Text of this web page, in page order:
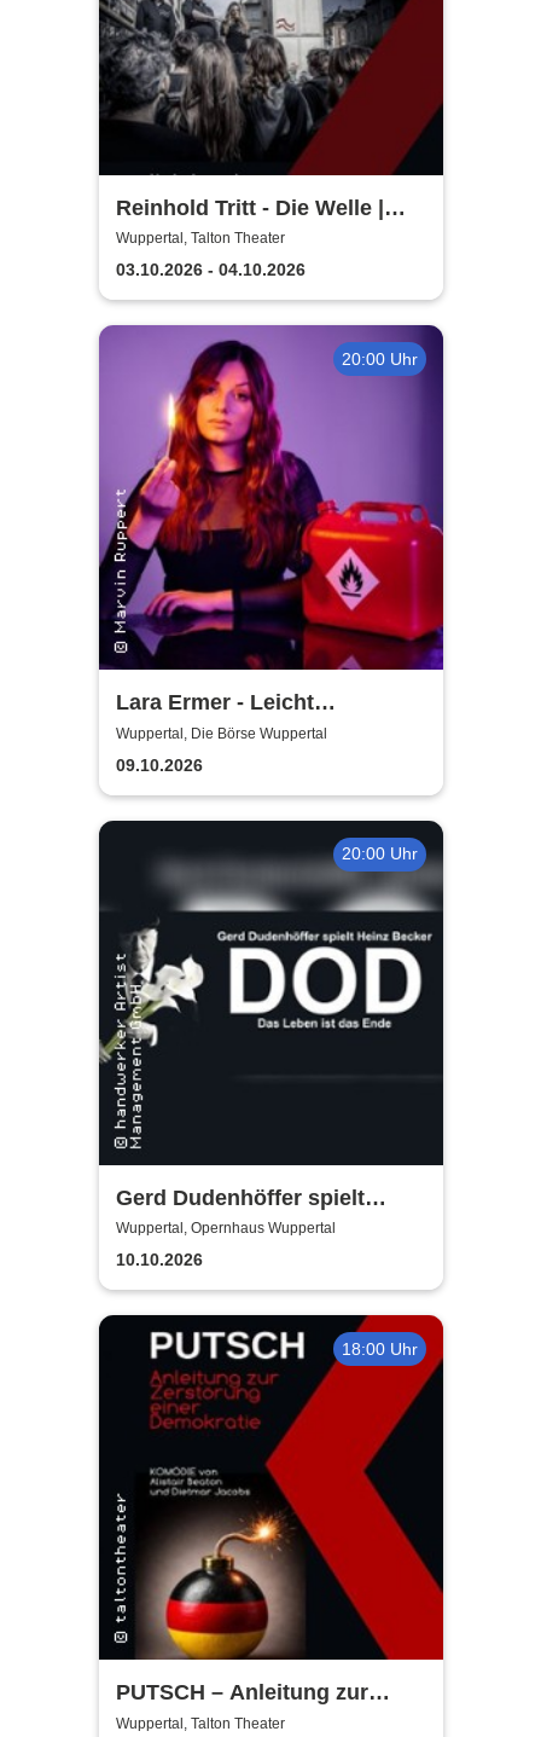
Reinhold Tritt - Die Welle |
Kurzgeschichte von Morton
Rhue & Ron Jones
Wuppertal, Talton Theater
03.10.2026 - 04.10.2026
20:00 Uhr
Lara Ermer - Leicht
entflammbar
Wuppertal, Die Börse Wuppertal
09.10.2026
20:00 Uhr
Gerd Dudenhöffer spielt
Heinz Becker
Wuppertal, Opernhaus Wuppertal
10.10.2026
18:00 Uhr
PUTSCH – Anleitung zur
Zerstörung ... einer
Wuppertal, Talton Theater